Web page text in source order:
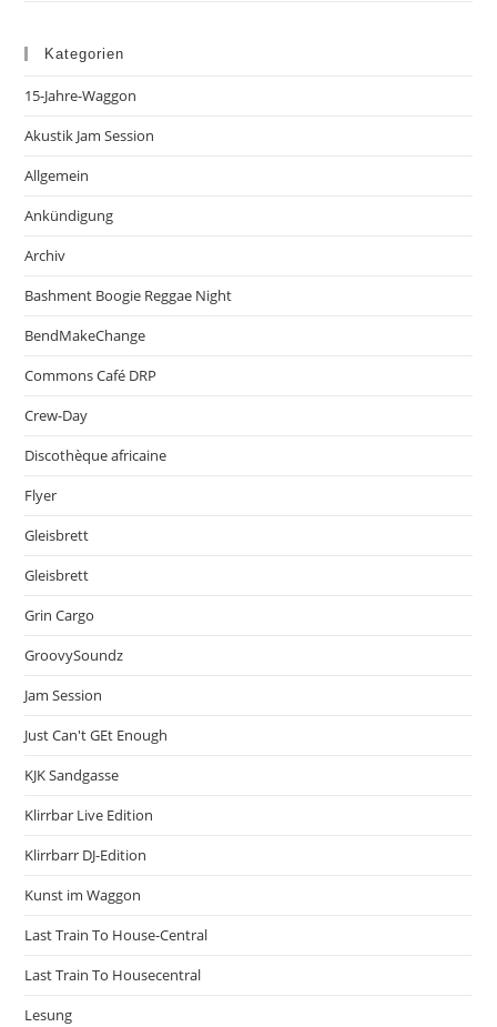
Kategorien
15-Jahre-Waggon
Akustik Jam Session
Allgemein
Ankündigung
Archiv
Bashment Boogie Reggae Night
BendMakeChange
Commons Café DRP
Crew-Day
Discothèque africaine
Flyer
Gleisbrett
Gleisbrett
Grin Cargo
GroovySoundz
Jam Session
Just Can't GEt Enough
KJK Sandgasse
Klirrbar Live Edition
Klirrbarr DJ-Edition
Kunst im Waggon
Last Train To House-Central
Last Train To Housecentral
Lesung